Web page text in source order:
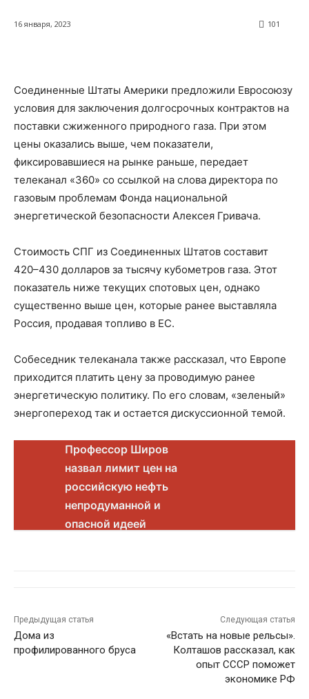
16 января, 2023 101
Соединенные Штаты Америки предложили Евросоюзу
условия для заключения долгосрочных контрактов на
поставки сжиженного природного газа. При этом
цены оказались выше, чем показатели,
фиксировавшиеся на рынке раньше, передает
телеканал «360» со ссылкой на слова директора по
газовым проблемам Фонда национальной
энергетической безопасности Алексея Гривача.
Стоимость СПГ из Соединенных Штатов составит
420–430 долларов за тысячу кубометров газа. Этот
показатель ниже текущих спотовых цен, однако
существенно выше цен, которые ранее выставляла
Россия, продавая топливо в ЕС.
Собеседник телеканала также рассказал, что Европе
приходится платить цену за проводимую ранее
энергетическую политику. По его словам, «зеленый»
энергопереход так и остается дискуссионной темой.
Профессор Широв
назвал лимит цен на
российскую нефть
непродуманной и
опасной идеей
Предыдущая статья
Дома из
профилированного бруса
Следующая статья
«Встать на новые рельсы».
Колташов рассказал, как
опыт СССР поможет
экономике РФ